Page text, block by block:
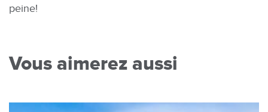
peine!
Vous aimerez aussi